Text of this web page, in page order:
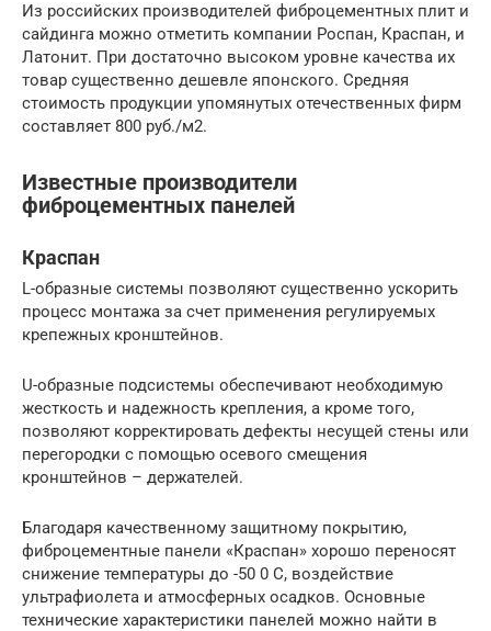
Из российских производителей фиброцементных плит и
сайдинга можно отметить компании Роспан, Краспан, и
Латонит. При достаточно высоком уровне качества их
товар существенно дешевле японского. Средняя
стоимость продукции упомянутых отечественных фирм
составляет 800 руб./м2.
Известные производители
фиброцементных панелей
Краспан
L-образные системы позволяют существенно ускорить
процесс монтажа за счет применения регулируемых
крепежных кронштейнов.
U-образные подсистемы обеспечивают необходимую
жесткость и надежность крепления, а кроме того,
позволяют корректировать дефекты несущей стены или
перегородки с помощью осевого смещения
кронштейнов – держателей.
Благодаря качественному защитному покрытию,
фиброцементные панели «Краспан» хорошо переносят
снижение температуры до -50 0 С, воздействие
ультрафиолета и атмосферных осадков. Основные
технические характеристики панелей можно найти в